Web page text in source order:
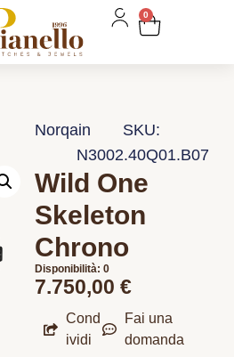
0
Norqain
SKU:
N3002.40Q01.B07
Wild One
Skeleton
Chrono
Disponibilità: 0
7.750,00 €
Cond
ividi
Fai una
domanda